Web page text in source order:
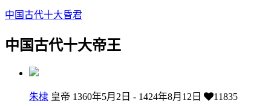
中国古代十大昏君
中国古代十大帝王
朱棣 皇帝 1360年5月2日 - 1424年8月12日 11835